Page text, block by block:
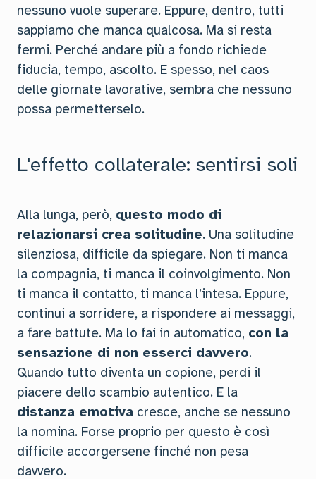
nessuno vuole superare. Eppure, dentro, tutti
sappiamo che manca qualcosa. Ma si resta
fermi. Perché andare più a fondo richiede
fiducia, tempo, ascolto. E spesso, nel caos
delle giornate lavorative, sembra che nessuno
possa permetterselo.
L'effetto collaterale: sentirsi soli
Alla lunga, però, questo modo di
relazionarsi crea solitudine. Una solitudine
silenziosa, difficile da spiegare. Non ti manca
la compagnia, ti manca il coinvolgimento. Non
ti manca il contatto, ti manca l’intesa. Eppure,
continui a sorridere, a rispondere ai messaggi,
a fare battute. Ma lo fai in automatico, con la
sensazione di non esserci davvero.
Quando tutto diventa un copione, perdi il
piacere dello scambio autentico. E la
distanza emotiva cresce, anche se nessuno
la nomina. Forse proprio per questo è così
difficile accorgersene finché non pesa
davvero.